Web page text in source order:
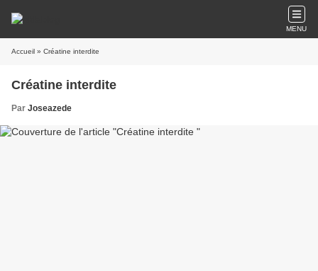
MENU
Accueil » Créatine interdite
Créatine interdite
Par Joseazede